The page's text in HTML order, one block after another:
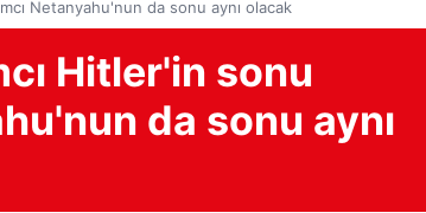
Netanyahu'nun da sonu aynı olacak
Hitler'in sonu
da sonu aynı